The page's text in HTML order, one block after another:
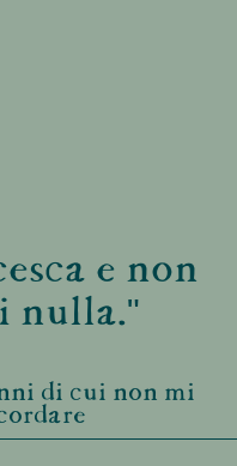
e non
nulla."
di cui non mi